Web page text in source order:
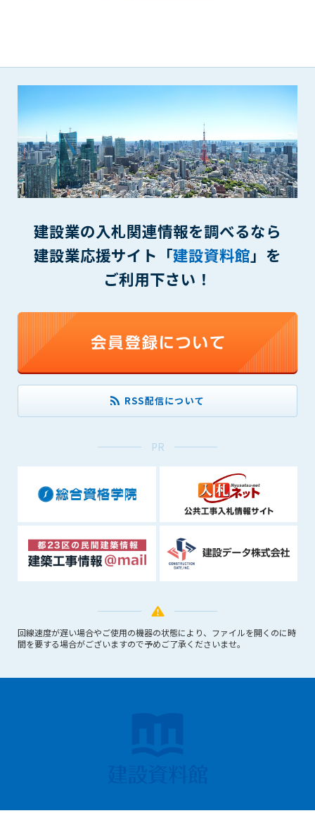
建設業の入札関連情報を調べるなら
建設業応援サイト「建設資料館」を
ご利用下さい！
RSS配信について
PR
回線速度が遅い場合やご使用の機器の状態により、ファイルを開くのに時
間を要する場合がございますので予めご了承くださいませ。
す。
(2) 第三者または管理者の財産、プライバシー等を侵害する行
為
(3) 第三者または管理者を誹謗中傷する行為
(4) 有害なコンピュータプログラム等を送信又は書き込む行為
(5) 第三者に不利益を与える行為
(6) 管理者が承認していない営利を目的とした行為
(8) 犯罪的行為に結びつく行為
(9) その他、法律に反する行為
(10) 建設資料館から知り得た情報及びダウンロードした情報
を、営利を目的として第三者に転売し、または転売のため
第7条（登録内容の削除）
管理者は、会員が登録した内容が以下に該当する、またはその
恐れのあるものは、会員の承諾なく削除できるものとします。
(1) 登録されている情報が、第6条の定める禁止事項に該当する
と管理者が、判断した場合
(2) 建設資料館の運営および保守管理上、必要と判断した場合
(3) 広告掲載料金の支払が遅延した場合
第8条（サービスの変更・中止等）
管理者は、会員の承諾なく、本サービス内容の変更(新規追加、
廃止を含み)し、本サービスの運営を中止または廃止することが
できるものとします。これに起因する会員または他の第三者が
します。
第9条（会員の個人情報）
会員の氏名、住所、性別、年齢、メールアドレスその他本サー
個人情報といいます）について、管理者は、以下の各号に該当
する場合を除き、第三者に開示または提供しないものとしま
す。
(2) 個々の会員を特定できない統計的な処理をした形式で第三